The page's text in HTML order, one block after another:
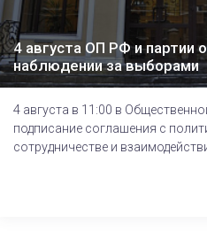
4 августа ОП РФ и партии
наблюдении за выборами
4 августа в 11:00 в
подписание соглашения с
сотрудничестве и